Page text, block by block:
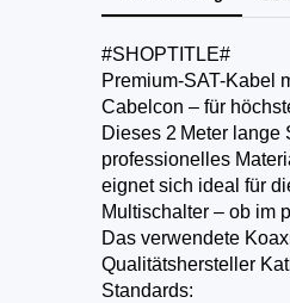
#SHOPTITLE#
Premium-SAT-Kabel
Cabelcon – für
Dieses 2 Meter lange
professionelles
eignet sich ideal für
Multischalter – ob im
Das verwendete
Qualitätshersteller
Standards: